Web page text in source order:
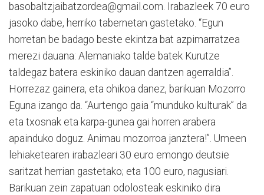
basobaltzjaibatzordea@gmail.com. Irabazleek 70 euro
jasoko dabe, herriko tabernetan gastetako. “Egun
horretan be badago beste ekintza bat azpimarratzea
merezi dauana: Alemaniako talde batek Kurutze
taldegaz batera eskiniko dauan dantzen agerraldia”.
Horrezaz gainera, eta ohikoa danez, barikuan Mozorro
Eguna izango da. “Aurtengo gaia “munduko kulturak” da
eta txosnak eta karpa-gunea gai horren arabera
apainduko doguz. Animau mozorroa janztera!”. Umeen
lehiaketearen irabazleari 30 euro emongo deutsie
saritzat herrian gastetako; eta 100 euro, nagusiari.
Barikuan zein zapatuan odolosteak eskiniko dira